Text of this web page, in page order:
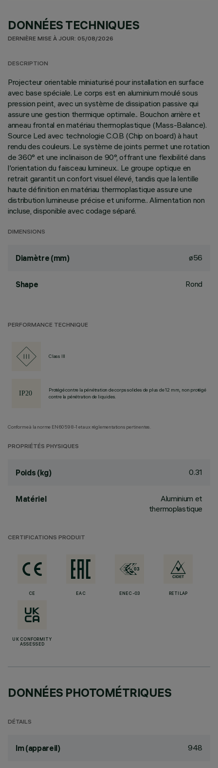
DONNÉES TECHNIQUES
DERNIÈRE MISE À JOUR: 05/08/2026
DESCRIPTION
Projecteur orientable miniaturisé pour installation en surface
avec base spéciale. Le corps est en aluminium moulé sous
pression peint, avec un système de dissipation passive qui
assure une gestion thermique optimale.. Bouchon arrière et
anneau frontal en matériau thermoplastique (Mass-Balance).
Source Led avec technologie C.O.B (Chip on board) à haut
rendu des couleurs. Le système de joints permet une rotation
de 360° et une inclinaison de 90°, offrant une flexibilité dans
l'orientation du faisceau lumineux.. Le groupe optique en
retrait garantit un confort visuel élevé, tandis que la lentille
haute définition en matériau thermoplastique assure une
distribution lumineuse précise et uniforme.. Alimentation non
incluse, disponible avec codage séparé.
DIMENSIONS
Diamètre (mm) ø56
Shape Rond
PERFORMANCE TECHNIQUE
Class III
Protégé contre la pénétration de corps solides de plus de 12 mm, non protégé
contre la pénétration de liquides.
Conforme à la norme EN60598-1 et aux réglementations pertinentes.
PROPRIÉTÉS PHYSIQUES
Poids (kg) 0.31
Matériel
Aluminium et
thermoplastique
CERTIFICATIONS PRODUIT
CE EAC ENEC-03 RETILAP
UK CONFORMITY
ASSESSED
DONNÉES PHOTOMÉTRIQUES
DÉTAILS
lm (appareil) 948